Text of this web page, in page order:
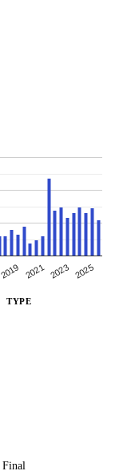
2019 2021 2023 2025
TYPE
Final